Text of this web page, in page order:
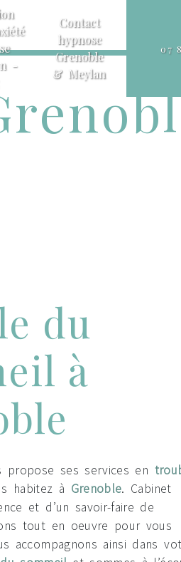
-
Contact
hypnose
Grenoble
& Meylan
07
du
à
ses services en
habitez à Grenoble. Cabinet
et d’un savoir-faire de
tout en oeuvre pour vous
accompagnons ainsi dans